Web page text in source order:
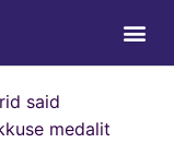
said
medalit